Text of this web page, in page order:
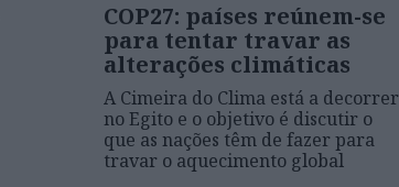
COP27: países reúnem-se
para tentar travar as
alterações climáticas
A Cimeira do Clima está a decorrer
no Egito e o objetivo é discutir o
que as nações têm de fazer para
travar o aquecimento global